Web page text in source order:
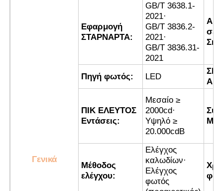
Γύρος εργοστασίων
Ζητήστε ένα απόσπασμα
Explosionproof φως συναγερμών
Γενικά
Εφαρμογή
ΣΤΑΡΝΑΡΤΑ:
GB/T 3638.1-
2021·
GB/T 3836.2-
2021·
GB/T 3836.31-
2021
σε
Πηγή φωτός: LED
ΠΙΚ ΕΛΕΥΤΟΣ
Εντάσεις:
Μεσαίο ≥
2000cd·
Υψηλό ≥
20.000cdB
Μέθοδος
ελέγχου:
Ελέγχος
καλωδίων·
Ελέγχος
φωτός